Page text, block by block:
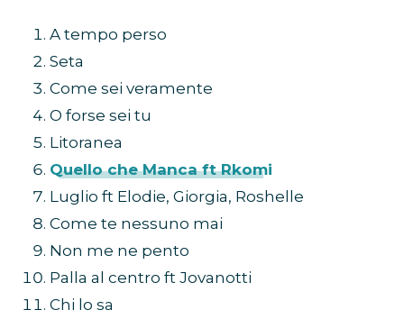
A tempo perso
Seta
Come sei veramente
O forse sei tu
Litoranea
Quello che Manca ft Rkomi
Luglio ft Elodie, Giorgia, Roshelle
Come te nessuno mai
Non me ne pento
Palla al centro ft Jovanotti
Chi lo sa